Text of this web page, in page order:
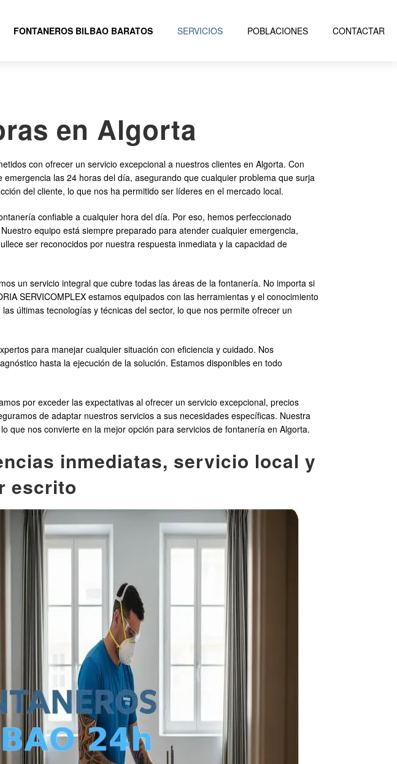
FONTANEROS BILBAO BARATOS SERVICIOS POBLACIONES CONTACTAR
en Algorta
con ofrecer un servicio excepcional a nuestros clientes en Algorta. Con
las 24 horas del día, asegurando que cualquier problema que surja
del cliente, lo que nos ha permitido ser líderes en el mercado local.
confiable a cualquier hora del día. Por eso, hemos perfeccionado
equipo está siempre preparado para atender cualquier emergencia,
ser reconocidos por nuestra respuesta inmediata y la capacidad de
un servicio integral que cubre todas las áreas de la fontanería. No importa si
SERVICOMPLEX estamos equipados con las herramientas y el conocimiento
últimas tecnologías y técnicas del sector, lo que nos permite ofrecer un
para manejar cualquier situación con eficiencia y cuidado. Nos
hasta la ejecución de la solución. Estamos disponibles en todo
por exceder las expectativas al ofrecer un servicio excepcional, precios
de adaptar nuestros servicios a sus necesidades específicas. Nuestra
que nos convierte en la mejor opción para servicios de fontanería en Algorta.
inmediatas, servicio local y
escrito